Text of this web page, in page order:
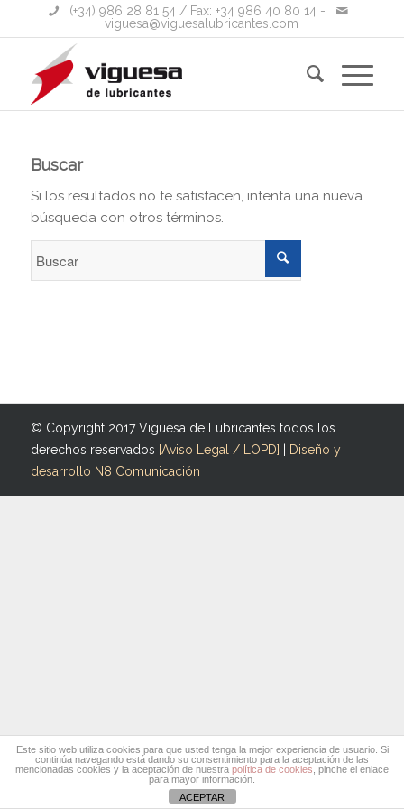
(+34) 986 28 81 54 / Fax: +34 986 40 80 14 -
viguesa@viguesalubricantes.com
Buscar
Si los resultados no te satisfacen, intenta una nueva
búsqueda con otros términos.
© Copyright 2017 Viguesa de Lubricantes todos los
derechos reservados [Aviso Legal / LOPD] | Diseño y
desarrollo N8 Comunicación
Este sitio web utiliza cookies para que usted tenga la mejor experiencia de usuario. Si
continúa navegando está dando su consentimiento para la aceptación de las
mencionadas cookies y la aceptación de nuestra política de cookies , pinche el enlace
para mayor información.
ACEPTAR